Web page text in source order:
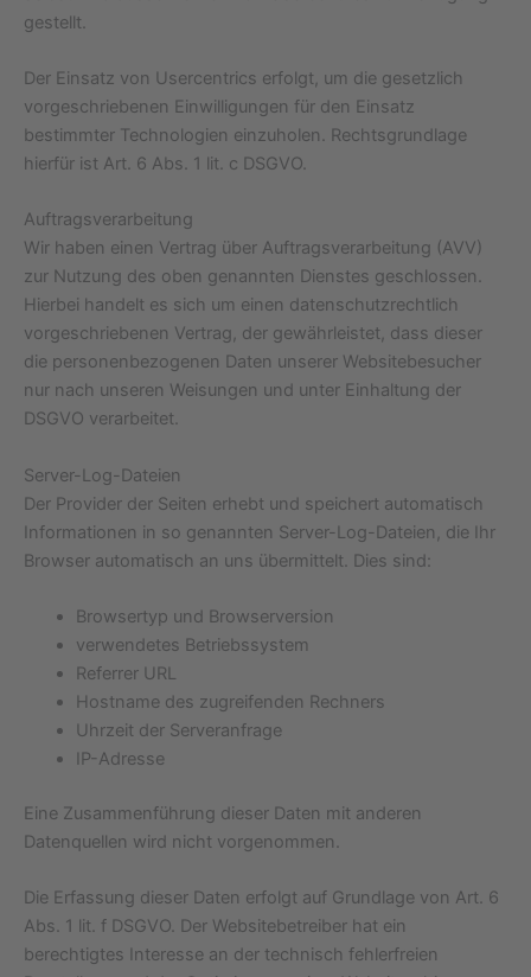
gestellt.
Der Einsatz von Usercentrics erfolgt, um die gesetzlich
vorgeschriebenen Einwilligungen für den Einsatz
bestimmter Technologien einzuholen. Rechtsgrundlage
hierfür ist Art. 6 Abs. 1 lit. c DSGVO.
Auftragsverarbeitung
Wir haben einen Vertrag über Auftragsverarbeitung (AVV)
zur Nutzung des oben genannten Dienstes geschlossen.
Hierbei handelt es sich um einen datenschutzrechtlich
vorgeschriebenen Vertrag, der gewährleistet, dass dieser
die personenbezogenen Daten unserer Websitebesucher
nur nach unseren Weisungen und unter Einhaltung der
DSGVO verarbeitet.
Server-Log-Dateien
Der Provider der Seiten erhebt und speichert automatisch
Informationen in so genannten Server-Log-Dateien, die Ihr
Browser automatisch an uns übermittelt. Dies sind:
Browsertyp und Browserversion
verwendetes Betriebssystem
Referrer URL
Hostname des zugreifenden Rechners
Uhrzeit der Serveranfrage
IP-Adresse
Eine Zusammenführung dieser Daten mit anderen
Datenquellen wird nicht vorgenommen.
Die Erfassung dieser Daten erfolgt auf Grundlage von Art. 6
Abs. 1 lit. f DSGVO. Der Websitebetreiber hat ein
berechtigtes Interesse an der technisch fehlerfreien